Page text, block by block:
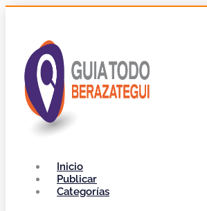
Inicio
Publicar
Categorías